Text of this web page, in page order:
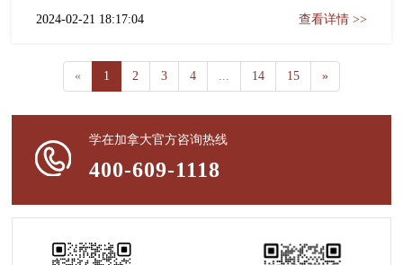
2024-02-21 18:17:04 查看详情 >>
« 1 2 3 4 ... 14 15 »
学在加拿大官方咨询热线
400-609-1118